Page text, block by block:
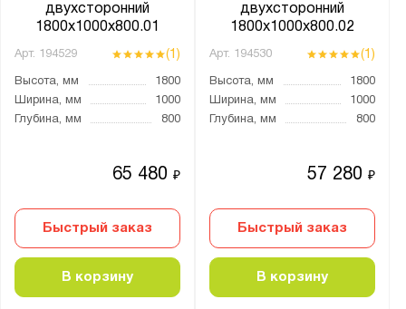
двухсторонний
1800x1000x800.01
Арт. 194529 (1)
Высота, мм
1800
Ширина, мм
1000
Глубина, мм
800
65 480₽
Быстрый заказ
В корзину
двухсторонний
1800x1000x800.02
Арт. 194530 (1)
Высота, мм
1800
Ширина, мм
1000
Глубина, мм
800
57 280₽
Быстрый заказ
В корзину